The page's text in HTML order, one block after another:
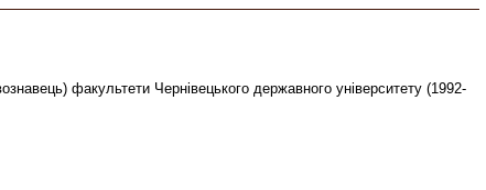
факультети Чернівецького державного університету (1992-